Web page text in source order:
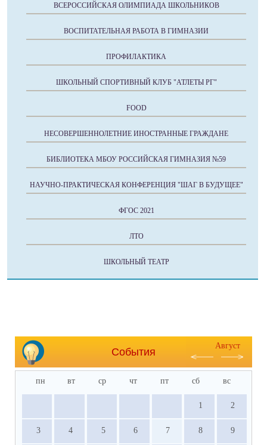
ВСЕРОССИЙСКАЯ ОЛИМПИАДА ШКОЛЬНИКОВ
ВОСПИТАТЕЛЬНАЯ РАБОТА В ГИМНАЗИИ
ПРОФИЛАКТИКА
ШКОЛЬНЫЙ СПОРТИВНЫЙ КЛУБ "АТЛЕТЫ РГ"
FOOD
НЕСОВЕРШЕННОЛЕТНИЕ ИНОСТРАННЫЕ ГРАЖДАНЕ
БИБЛИОТЕКА МБОУ РОССИЙСКАЯ ГИМНАЗИЯ №59
НАУЧНО-ПРАКТИЧЕСКАЯ КОНФЕРЕНЦИЯ "ШАГ В БУДУЩЕЕ"
ФГОС 2021
ЛТО
ШКОЛЬНЫЙ ТЕАТР
События
Август
пн вт ср чт пт сб вс
1 2
3 4 5 6 7 8 9